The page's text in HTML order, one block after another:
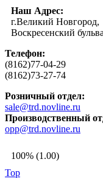
Наш Адрес:
г.Великий Новгород,
Воскресенский
Телефон:
(8162)77-04-29
(8162)73-27-74
Розничный отдел:
sale@trd.novline.ru
Производственный
opp@trd.novline.ru
100% (1.00)
Top